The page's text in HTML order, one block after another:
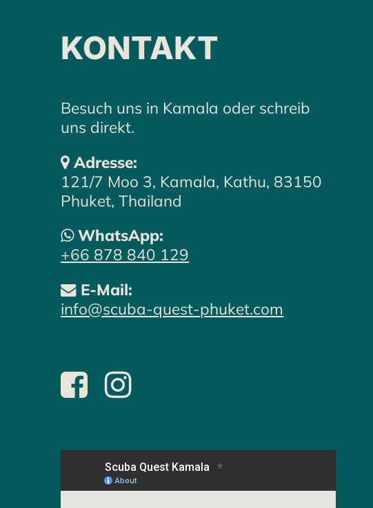
HINTERLASS
MELDEN UNS
KONTAKT
Besuch uns in Kamala oder schreib
uns direkt.
Adresse:
121/7 Moo 3, Kamala, Kathu, 83150
Phuket, Thailand
WhatsApp:
+66 878 840 129
E-Mail:
info@scuba-quest-phuket.com